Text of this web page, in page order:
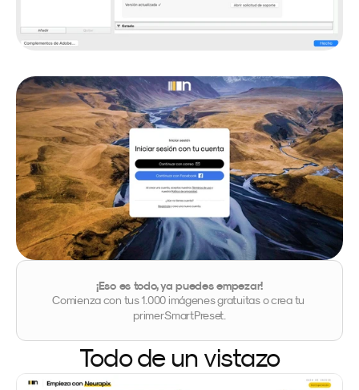
¡Eso es todo, ya puedes empezar!
Comienza con tus 1.000 imágenes gratuitas o crea tu
primer SmartPreset.
Todo de un vistazo